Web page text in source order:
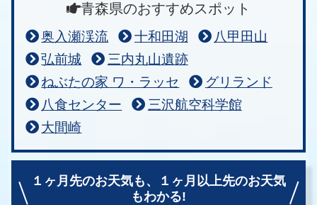
青森県のおすすめスポット
奥入瀬渓流 十和田湖
八甲田山
弘前城
三内丸山遺跡
ねぶたの家 ワ・ラッセ
グリランド
八食センター
三沢航空科学館
大間崎
１ヶ月先のお天気も、
１ヶ月以上先のお天気
もわかる!